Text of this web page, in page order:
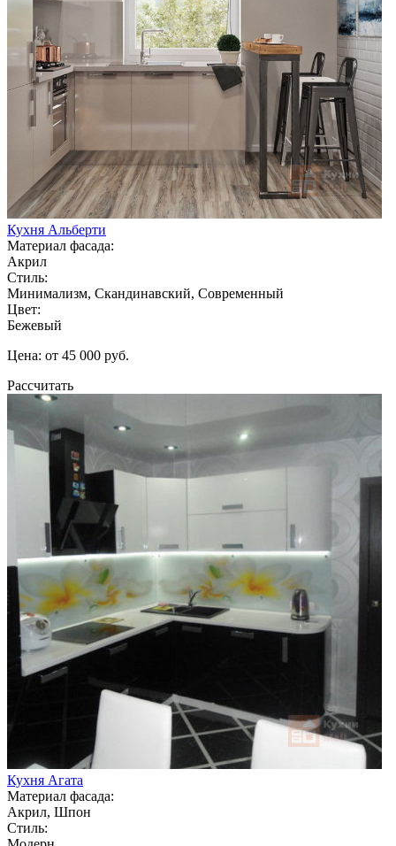
Кухня Альберти
Материал фасада:
Акрил
Стиль:
Минимализм, Скандинавский, Современный
Цвет:
Бежевый
Цена: от 45 000 руб.
Рассчитать
Кухня Агата
Материал фасада:
Акрил, Шпон
Стиль: